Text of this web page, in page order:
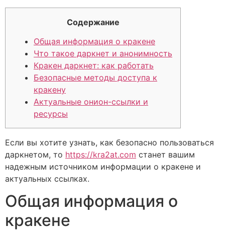
Содержание
Общая информация о кракене
Что такое даркнет и анонимность
Кракен даркнет: как работать
Безопасные методы доступа к
кракену
Актуальные онион-ссылки и
ресурсы
Если вы хотите узнать, как безопасно пользоваться
даркнетом, то https://kra2at.com станет вашим
надежным источником информации о кракене и
актуальных ссылках.
Общая информация о
кракене